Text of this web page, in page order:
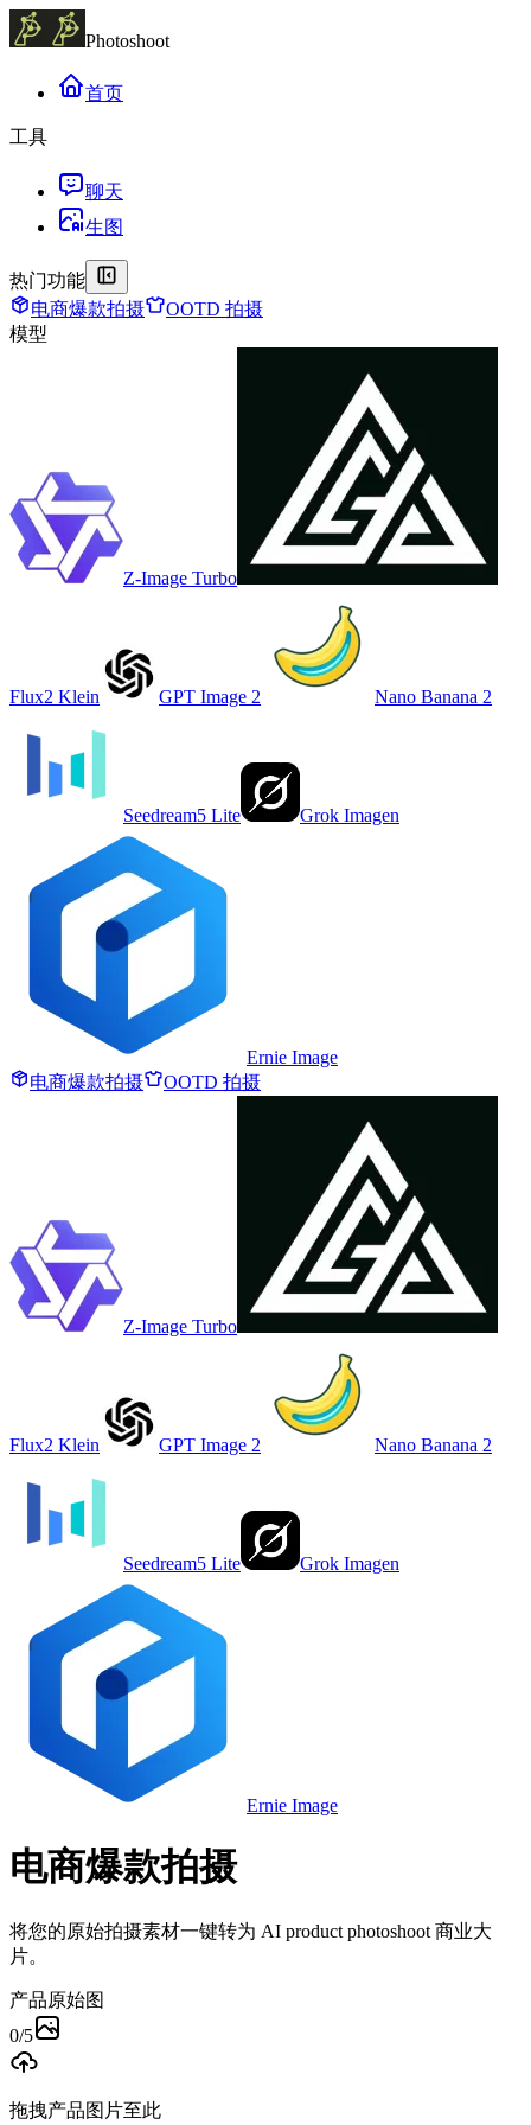
Photoshoot
首页
工具
聊天
生图
热门功能
电商爆款拍摄
OOTD 拍摄
模型
Z-Image Turbo
Flux2 Klein GPT Image 2 Nano Banana 2
Seedream5 Lite Grok Imagen
Ernie Image
电商爆款拍摄
OOTD 拍摄
Z-Image Turbo
Flux2 Klein GPT Image 2 Nano Banana 2
Seedream5 Lite Grok Imagen
Ernie Image
电商爆款拍摄
将您的原始拍摄素材一键转为 AI product photoshoot 商业大
片。
产品原始图
0/5
拖拽产品图片至此